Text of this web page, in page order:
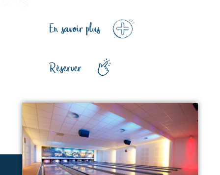
En savoir plus
Réserver